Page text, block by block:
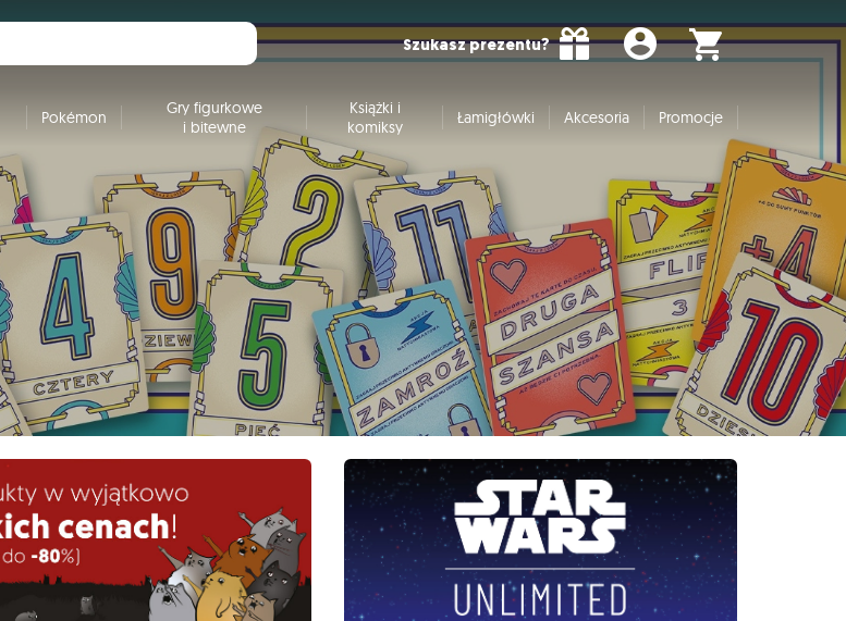
Szukasz prezentu?
Pokémon
Gry figurkowe
i bitewne
Książki i
komiksy
Łamigłówki Akcesoria Promocje